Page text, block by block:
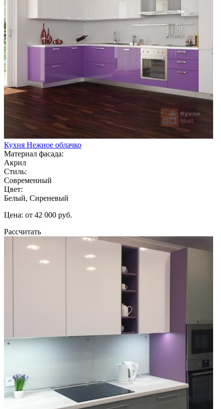
Кухня Нежное облачко
Материал фасада:
Акрил
Стиль:
Современный
Цвет:
Белый, Сиреневый
Цена: от 42 000 руб.
Рассчитать